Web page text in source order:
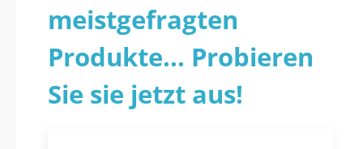
meistgefragten
Produkte... Probieren
Sie sie jetzt aus!